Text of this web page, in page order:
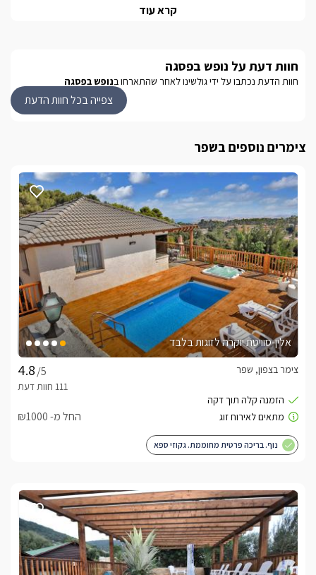
בריכה פרטית מפנקת מחוממת ומקורה.
אוכל, מטבח מאובזר, מרפסת משלכם אל מול נוף ירוק ומרהיב.
בבקתות שלנו תיהנו  ממיטה זוגית נוחה ורחבה, מטבח מאובזר,
פינת אוכל, שירותים ומקלחת, במתחם הגן תיהנו מפינות ישיבה,
פינת ברביקיו, מרפסת, בריכת שחייה ענקית משותפת ונוף קסום.
מתחם הגן ואטרקציות בסביבה
מיקום המתחם במושב שפר, מאפשר תצפית ייחודית ובקו ראשון
מקצה לקצה - מהרי הגליל העליון ועד פסגות הגולן! מכאן ניתן
במתחם החוץ תוכלו ליהנות מגינה מטופחת במיוחד, עם פינת
שמלווה את החוויה לכל אורכה.
כלול באירוח
לינה + ערכת שתייה חמה וחלב, קפסולות, סבונים, שוקולדים, מים
מינרליים.
קרא עוד
חוות דעת על נופש בפסגה
חוות הדעת נכתבו על ידי גולשינו לאחר שהתארחו בנופש בפסגה
צפייה בכל חוות הדעת
צימרים נוספים בשפר
אלין-סוויטת יוקרה לזוגות בלבד
/5
צימר בצפון, שפר
החל מ- ₪1000
נוף. בריכה פרטית מחוממת. גקוזי ספא